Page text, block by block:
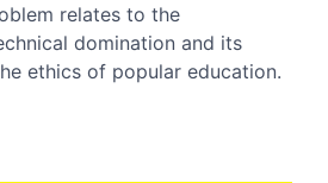
relates to the
domination and its
ethics of popular education.